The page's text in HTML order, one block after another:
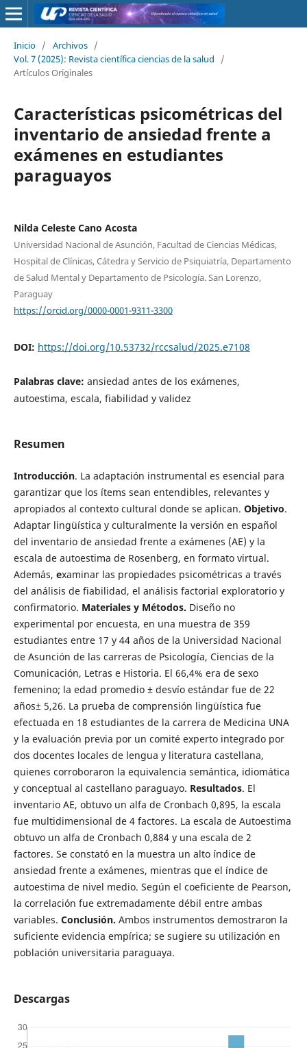
Inicio / Archivos /
Vol. 7 (2025): Revista científica ciencias de la salud
/
Artículos Originales
Características psicométricas del
inventario de ansiedad frente a
exámenes en estudiantes
paraguayos
Nilda Celeste Cano Acosta
Universidad Nacional de Asunción, Facultad de Ciencias Médicas,
Hospital de Clínicas, Cátedra y Servicio de Psiquiatría, Departamento
de Salud Mental y Departamento de Psicología. San Lorenzo,
Paraguay
https://orcid.org/0000-0001-9311-3300
DOI: https://doi.org/10.53732/rccsalud/2025.e7108
Palabras clave: ansiedad antes de los exámenes,
autoestima, escala, fiabilidad y validez
Resumen
Introducción. La adaptación instrumental es esencial para
garantizar que los ítems sean entendibles, relevantes y
apropiados al contexto cultural donde se aplican. Objetivo.
Adaptar lingüística y culturalmente la versión en español
del inventario de ansiedad frente a exámenes (AE) y la
escala de autoestima de Rosenberg, en formato virtual.
Además, examinar las propiedades psicométricas a través
del análisis de fiabilidad, el análisis factorial exploratorio y
confirmatorio. Materiales y Métodos. Diseño no
experimental por encuesta, en una muestra de 359
estudiantes entre 17 y 44 años de la Universidad Nacional
de Asunción de las carreras de Psicología, Ciencias de la
Comunicación, Letras e Historia. El 66,4% era de sexo
femenino; la edad promedio ± desvío estándar fue de 22
años± 5,26. La prueba de comprensión lingüística fue
efectuada en 18 estudiantes de la carrera de Medicina UNA
y la evaluación previa por un comité experto integrado por
dos docentes locales de lengua y literatura castellana,
quienes corroboraron la equivalencia semántica, idiomática
y conceptual al castellano paraguayo. Resultados. El
inventario AE, obtuvo un alfa de Cronbach 0,895, la escala
fue multidimensional de 4 factores. La escala de Autoestima
obtuvo un alfa de Cronbach 0,884 y una escala de 2
factores. Se constató en la muestra un alto índice de
ansiedad frente a exámenes, mientras que el índice de
autoestima de nivel medio. Según el coeficiente de Pearson,
la correlación fue extremadamente débil entre ambas
variables. Conclusión. Ambos instrumentos demostraron la
suficiente evidencia empírica; se sugiere su utilización en
población universitaria paraguaya.
Descargas